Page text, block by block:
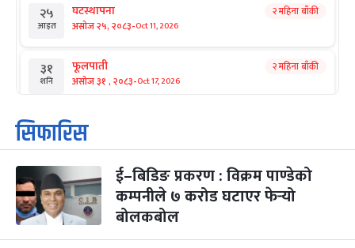
२५
आइत
घटस्थापना
असोज २५, २०८३-Oct 11, 2026
२ महिना बाँकी
३१
शनि
फूलपाती
असोज ३१ , २०८३-Oct 17, 2026
२ महिना बाँकी
१
आइत
कार्तिक सङ्क्रान्ति
कार्तिक १, २०८३
३
मंगल
महानवमी
कार्तिक ३, २०८३-Oct 20, 2026
२ महिना बाँकी
४
सिफारिस
ई–बिडिङ प्रकरण : विक्रम पाण्डेको
कम्पनीले ७ करोड घटाएर फेर्‍यो
बोलकबोल